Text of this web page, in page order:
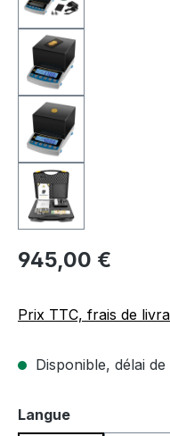
945,00 €
Prix TTC, frais de
Disponible, délai
Sélectionnez
Langue